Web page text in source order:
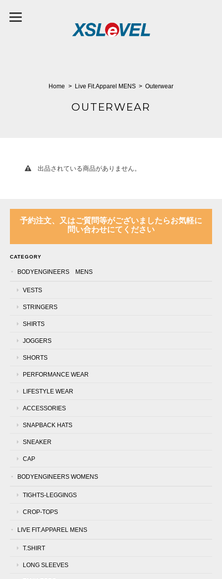
Home Live Fit.Apparel MENS Outerwear
OUTERWEAR
出品されている商品がありません。
予約注文、又はご質問等がございましたらお気軽に
問い合わせにてください
CATEGORY
BODYENGINEERS MENS
VESTS
STRINGERS
SHIRTS
JOGGERS
SHORTS
PERFORMANCE WEAR
LIFESTYLE WEAR
ACCESSORIES
SNAPBACK HATS
SNEAKER
CAP
BODYENGINEERS WOMENS
TIGHTS-LEGGINGS
CROP-TOPS
LIVE FIT.APPAREL MENS
T.SHIRT
LONG SLEEVES